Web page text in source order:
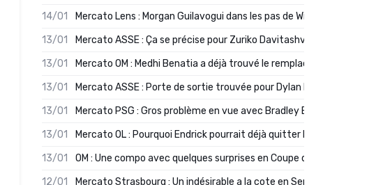
14/01
Mercato Lens : Morgan Guilavogui dans les pas de Will Still ?
13/01
Mercato ASSE : Ça se précise pour Zuriko Davitashvili
13/01
Mercato OM : Medhi Benatia a déjà trouvé le remplaçant de Robinio
13/01
Mercato ASSE : Porte de sortie trouvée pour Dylan Batubinsika
13/01
Mercato PSG : Gros problème en vue avec Bradley Barcola ?
13/01
Mercato OL : Pourquoi Endrick pourrait déjà quitter Lyon en janvier
13/01
OM : Une compo avec quelques surprises en Coupe de France
12/01
Mercato Strasbourg : Un indésirable a la cote en Serie A